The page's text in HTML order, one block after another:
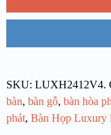
SKU: LUXH2412V4.
bàn, bàn gỗ, bàn hòa
phát, Bàn Họp